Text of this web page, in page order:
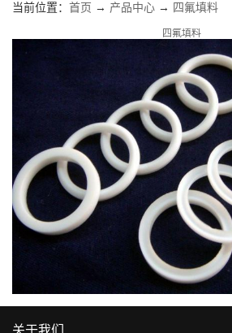
当前位置： 首页 → 产品中心 → 四氟填料
四氟填料
关于我们